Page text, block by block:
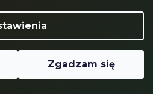
Zgadzam się